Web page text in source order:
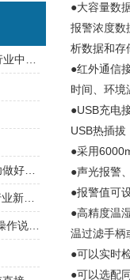
●大容量数
报警浓度数
析数据和存
●红外通信
时间、环境
●USB充电
USB热插
●采用
●声光报警
●报警值可
●高精度温
温过滤手柄
●可以实时
●可以选配